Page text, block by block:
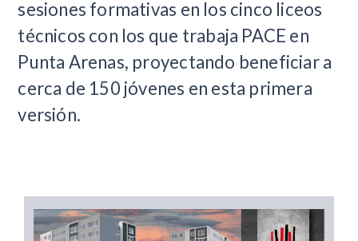
sesiones formativas en los cinco liceos
técnicos con los que trabaja PACE en
Punta Arenas, proyectando beneficiar a
cerca de 150 jóvenes en esta primera
versión.